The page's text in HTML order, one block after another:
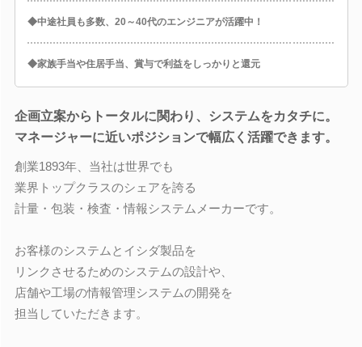
◆中途社員も多数、20～40代のエンジニアが活躍中！
◆家族手当や住居手当、賞与で利益をしっかりと還元
企画立案からトータルに関わり、システムをカタチに。
マネージャーに近いポジションで幅広く活躍できます。
創業1893年、当社は世界でも
業界トップクラスのシェアを誇る
計量・包装・検査・情報システムメーカーです。
お客様のシステムとイシダ製品を
リンクさせるためのシステムの設計や、
店舗や工場の情報管理システムの開発を
担当していただきます。